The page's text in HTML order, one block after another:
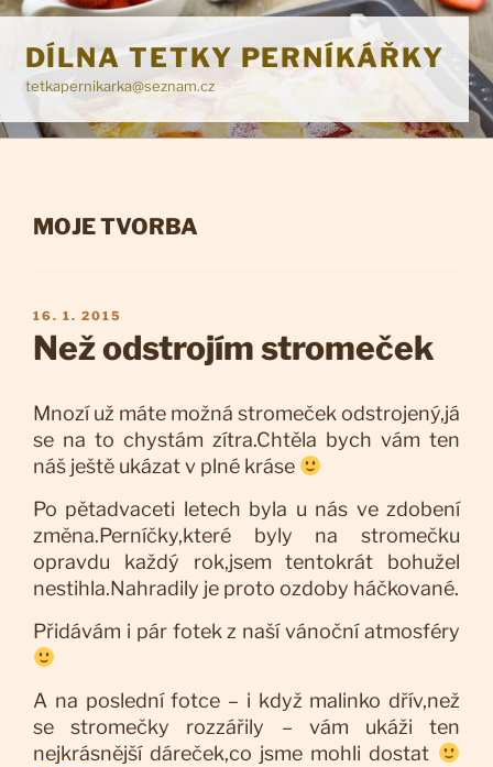
Přejít
obsahu
webu
DÍLNA TETKY PERNÍKÁŘKY
tetkapernikarka@seznam.cz
RUBRIKY
MOJE TVORBA
PUBLIKOVÁNO
16. 1. 2015
Než odstrojím stromeček
Mnozí už máte možná stromeček odstrojený,já
se na to chystám zítra.Chtěla bych vám ten
náš ještě ukázat v plné kráse
Po pětadvaceti letech byla u nás ve zdobení
změna.Perníčky,které byly na stromečku
opravdu každý rok,jsem tentokrát bohužel
nestihla.Nahradily je proto ozdoby háčkované.
Přidávám i pár fotek z naší vánoční atmosféry
A na poslední fotce – i když malinko dřív,než
se stromečky rozzářily – vám ukáži ten
nejkrásnější dáreček,co jsme mohli dostat